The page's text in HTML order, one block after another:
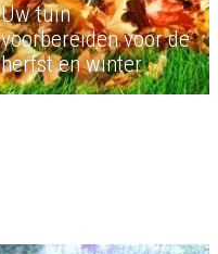
Uw tuin
voorbereiden voor de
herfst en winter